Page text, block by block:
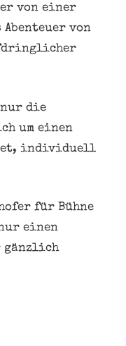
von einer
von
nur die
um einen
individuell
für Bühne
nur einen
gänzlich